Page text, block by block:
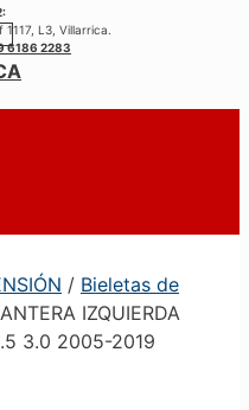
1117, L3, Villarrica.
6186 2283
/ Bieletas de
IZQUIERDA
3.0 2005-2019